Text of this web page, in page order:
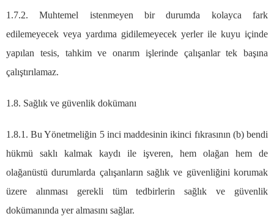
1.7.2. Muhtemel istenmeyen bir durumda kolayca fark
edilemeyecek veya yardıma gidilemeyecek yerler ile kuyu içinde
yapılan tesis, tahkim ve onarım işlerinde çalışanlar tek başına
çalıştırılamaz.
1.8. Sağlık ve güvenlik dokümanı
1.8.1. Bu Yönetmeliğin 5 inci maddesinin ikinci fıkrasının (b) bendi
hükmü saklı kalmak kaydı ile işveren, hem olağan hem de
olağanüstü durumlarda çalışanların sağlık ve güvenliğini korumak
üzere alınması gerekli tüm tedbirlerin sağlık ve güvenlik
dokümanında yer almasını sağlar.